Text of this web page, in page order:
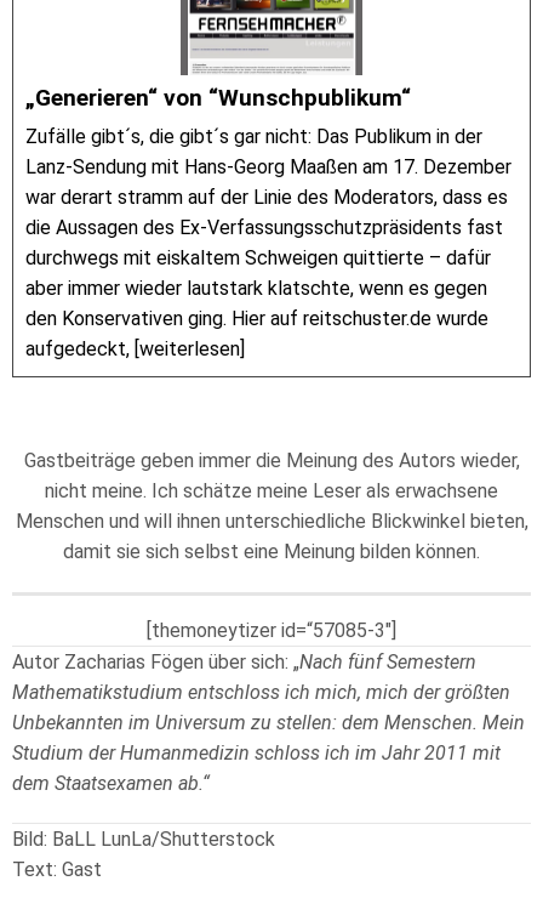
„Generieren“ von “Wunschpublikum“
Zufälle gibt´s, die gibt´s gar nicht: Das Publikum in der
Lanz-Sendung mit Hans-Georg Maaßen am 17. Dezember
war derart stramm auf der Linie des Moderators, dass es
die Aussagen des Ex-Verfassungsschutzpräsidents fast
durchwegs mit eiskaltem Schweigen quittierte – dafür
aber immer wieder lautstark klatschte, wenn es gegen
den Konservativen ging. Hier auf reitschuster.de wurde
aufgedeckt, [weiterlesen]
Gastbeiträge geben immer die Meinung des Autors wieder,
nicht meine. Ich schätze meine Leser als erwachsene
Menschen und will ihnen unterschiedliche Blickwinkel bieten,
damit sie sich selbst eine Meinung bilden können.
[themoneytizer id=“57085-3″]
Autor Zacharias Fögen über sich: „Nach fünf Semestern
Mathematikstudium entschloss ich mich, mich der größten
Unbekannten im Universum zu stellen: dem Menschen. Mein
Studium der Humanmedizin schloss ich im Jahr 2011 mit
dem Staatsexamen ab.“
Bild: BaLL LunLa/Shutterstock
Text: Gast